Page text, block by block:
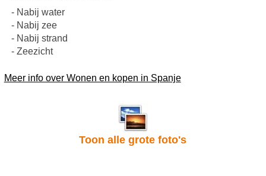
- Nabij water
- Nabij zee
- Nabij strand
- Zeezicht
Meer info over Wonen en kopen in Spanje
Toon alle grote foto's